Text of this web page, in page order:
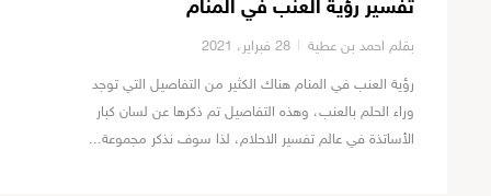
تفسير رؤية العنب في المنام
بقلم احمد بن عطية 28 فبراير، 2021
رؤية العنب في المنام هناك الكثير من التفاصيل التي توجد
وراء الحلم بالعنب، وهذه التفاصيل تم ذكرها عن لسان كبار
الأساتذة في عالم تفسير الاحلام، لذا سوف نذكر مجموعة...